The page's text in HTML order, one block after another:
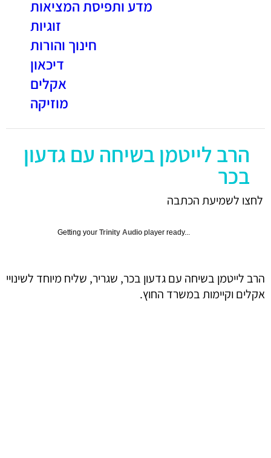
מדע ותפיסת המציאות
זוגיות
חינוך והורות
דיכאון
אקלים
מוזיקה
הרב לייטמן בשיחה עם גדעון
בכר
לחצו לשמיעת הכתבה
Getting your Trinity Audio player ready...
הרב לייטמן בשיחה עם גדעון בכר, שגריר, שליח מיוחד לשינויי
אקלים וקיימות במשרד החוץ.